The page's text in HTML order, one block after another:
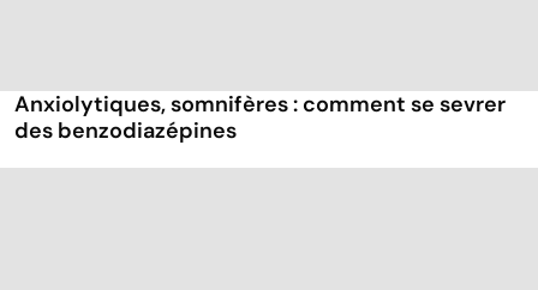
Anxiolytiques, somnifères : comment se sevrer
des benzodiazépines